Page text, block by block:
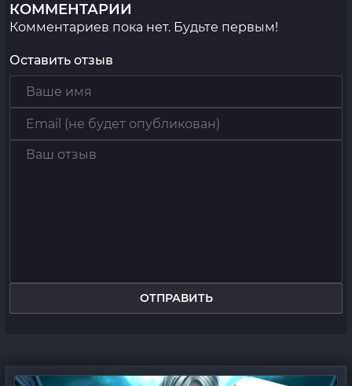
КОММЕНТАРИИ
Комментариев пока нет. Будьте первым!
Оставить отзыв
ОТПРАВИТЬ